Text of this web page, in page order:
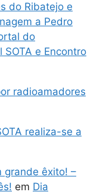
do Ribatejo e
a Pedro
do
SOTA e Encontro
radioamadores
realiza-se a
grande êxito! –
em Dia